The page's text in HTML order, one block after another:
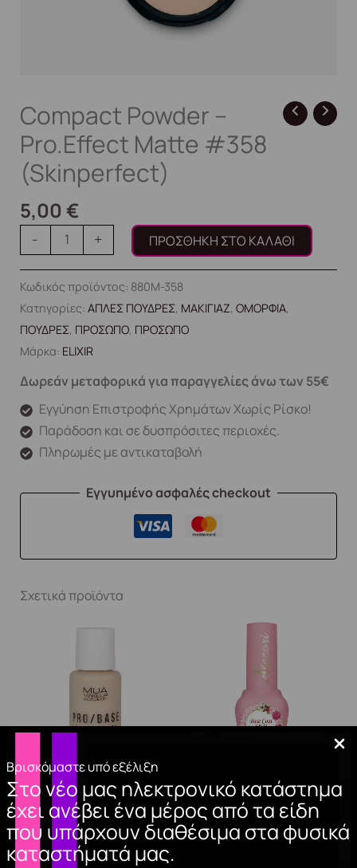
Βρισκόμαστε υπό εξέλιξη
Στο νέο μας ηλεκτρονικό κατάστημα
έχει ανέβει ένα μέρος από τα είδη
που υπάρχουν διαθέσιμα στα φυσικά
καταστήματά μας.
Compact Powder –
Pro.Effect Matte #358
(Skinperfect)
5,00 €
- + ΠΡΟΣΘΉΚΗ ΣΤΟ ΚΑΛΆΘΙ
Κωδικός προϊόντος: 880M-358
Κατηγορίες: ΑΠΛΕΣ ΠΟΥΔΡΕΣ, ΜΑΚΙΓΙΑΖ, ΟΜΟΡΦΙΑ,
ΠΟΥΔΡΕΣ, ΠΡΟΣΩΠΟ, ΠΡΟΣΩΠΟ
Μάρκα: ELIXIR
Δωρεάν μεταφορικά για παραγγελίες άνω των 55€
Εγγύηση Επιστροφής Χρημάτων Χωρίς Ρίσκο!
Παράδοση και σε δυσπρόσιτες περιοχές.
Πληρωμές με αντικαταβολή
Εγγυημένο ασφαλές checkout
Σχετικά προϊόντα
MUA PRO/BASE
MATTE FINISH
FOUNDATION – 110
10,99€
BASE COAT A&G
HYBRID 15ml.
10,00€